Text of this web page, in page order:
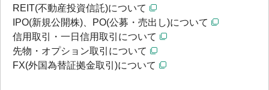
REIT(不動産投資信託)について
IPO(新規公開株)、PO(公募・売出し)について
信用取引・一日信用取引について
先物・オプション取引について
FX(外国為替証拠金取引)について